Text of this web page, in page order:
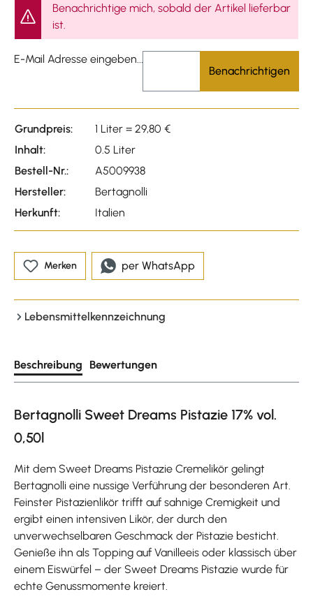
Benachrichtige mich, sobald der Artikel lieferbar
ist.
E-Mail Adresse eingeben...
Benachrichtigen
Grundpreis:
1 Liter = 29,80 €
Inhalt:
0.5 Liter
Bestell-Nr.:
A5009938
Hersteller:
Bertagnolli
Herkunft:
Italien
Merken per WhatsApp
Lebensmittelkennzeichnung
Beschreibung Bewertungen
Bertagnolli Sweet Dreams Pistazie 17% vol.
0,50l
Mit dem Sweet Dreams Pistazie Cremelikör gelingt
Bertagnolli eine nussige Verführung der besonderen Art.
Feinster Pistazienlikör trifft auf sahnige Cremigkeit und
ergibt einen intensiven Likör, der durch den
unverwechselbaren Geschmack der Pistazie besticht.
Genieße ihn als Topping auf Vanilleeis oder klassisch über
einem Eiswürfel – der Sweet Dreams Pistazie wurde für
echte Genussmomente kreiert.